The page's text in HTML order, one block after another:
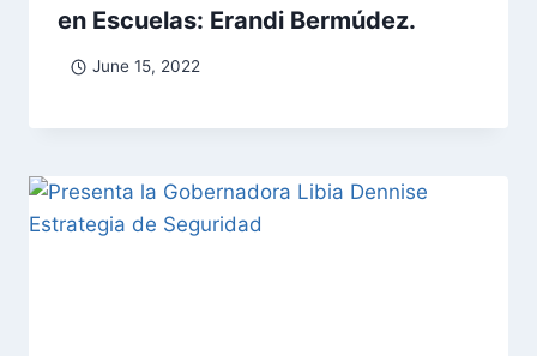
en Escuelas: Erandi Bermúdez.
June 15, 2022